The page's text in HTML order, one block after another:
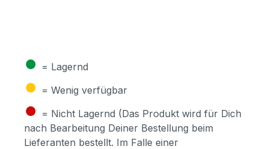
● = Lagernd
● = Wenig verfügbar
● = Nicht Lagernd (Das Produkt wird für Dich
nach Bearbeitung Deiner Bestellung beim
Lieferanten bestellt. Im Falle einer